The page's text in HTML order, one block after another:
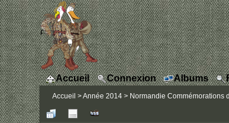
Accueil Connexion Albums
Accueil >Année 2014> Normandie Commémorations